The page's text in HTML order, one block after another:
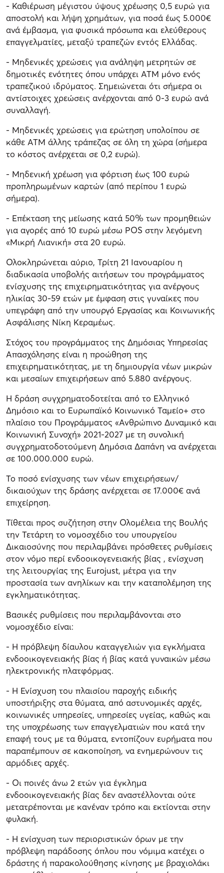
- Καθιέρωση μέγιστου ύψους χρέωσης 0,5 ευρώ για
αποστολή και λήψη χρημάτων, για ποσά έως 5.000€
ανά έμβασμα, για φυσικά πρόσωπα και ελεύθερους
επαγγελματίες, μεταξύ τραπεζών εντός Ελλάδας.
- Mηδενικές χρεώσεις για ανάληψη μετρητών σε
δημοτικές ενότητες όπου υπάρχει ΑΤΜ μόνο ενός
τραπεζικού ιδρύματος. Σημειώνεται ότι σήμερα οι
αντίστοιχες χρεώσεις ανέρχονται από 0-3 ευρώ ανά
συναλλαγή.
- Μηδενικές χρεώσεις για ερώτηση υπολοίπου σε
κάθε ΑΤΜ άλλης τράπεζας σε όλη τη χώρα (σήμερα
το κόστος ανέρχεται σε 0,2 ευρώ).
- Μηδενική χρέωση για φόρτιση έως 100 ευρώ
προπληρωμένων καρτών (από περίπου 1 ευρώ
σήμερα).
- Επέκταση της μείωσης κατά 50% των προμηθειών
για αγορές από 10 ευρώ μέσω POS στην λεγόμενη
«Μικρή Λιανική» στα 20 ευρώ.
Ολοκληρώνεται αύριο, Τρίτη 21 Ιανουαρίου η
διαδικασία υποβολής αιτήσεων του προγράμματος
ενίσχυσης της επιχειρηματικότητας για ανέργους
ηλικίας 30-59 ετών με έμφαση στις γυναίκες που
υπεγράφη από την υπουργό Εργασίας και Κοινωνικής
Ασφάλισης Νίκη Κεραμέως.
Στόχος του προγράμματος της Δημόσιας Υπηρεσίας
Απασχόλησης είναι η προώθηση της
επιχειρηματικότητας, με τη δημιουργία νέων μικρών
και μεσαίων επιχειρήσεων από 5.880 ανέργους.
Η δράση συγχρηματοδοτείται από το Ελληνικό
Δημόσιο και το Ευρωπαϊκό Κοινωνικό Ταμείο+ στο
πλαίσιο του Προγράμματος «Ανθρώπινο Δυναμικό και
Κοινωνική Συνοχή» 2021-2027 με τη συνολική
συγχρηματοδοτούμενη Δημόσια Δαπάνη να ανέρχεται
σε 100.000.000 ευρώ.
Το ποσό ενίσχυσης των νέων επιχειρήσεων/
δικαιούχων της δράσης ανέρχεται σε 17.000€ ανά
επιχείρηση.
Τίθεται προς συζήτηση στην Ολομέλεια της Βουλής
την Τετάρτη το νομοσχέδιο του υπουργείου
Δικαιοσύνης που περιλαμβάνει πρόσθετες ρυθμίσεις
στον νόμο περί ενδοοικογενειακής βίας , ενίσχυση
της λειτουργίας της Eurojust, μέτρα για την
προστασία των ανηλίκων και την καταπολέμηση της
εγκληματικότητας.
Βασικές ρυθμίσεις που περιλαμβάνονται στο
νομοσχέδιο είναι:
- Η πρόβλεψη δίαυλου καταγγελιών για εγκλήματα
ενδοοικογενειακής βίας ή βίας κατά γυναικών μέσω
ηλεκτρονικής πλατφόρμας.
- Η Ενίσχυση του πλαισίου παροχής ειδικής
υποστήριξης στα θύματα, από αστυνομικές αρχές,
κοινωνικές υπηρεσίες, υπηρεσίες υγείας, καθώς και
της υποχρέωσης των επαγγελματιών που κατά την
επαφή τους με τα θύματα, εντοπίζουν ευρήματα που
παραπέμπουν σε κακοποίηση, να ενημερώνουν τις
αρμόδιες αρχές.
- Οι ποινές άνω 2 ετών για έγκλημα
ενδοοικογενειακής βίας δεν αναστέλλονται ούτε
μετατρέπονται με κανέναν τρόπο και εκτίονται στην
φυλακή.
- Η ενίσχυση των περιοριστικών όρων με την
πρόβλεψη παράδοσης όπλου που νόμιμα κατέχει ο
δράστης ή παρακολούθησης κίνησης με βραχιολάκι